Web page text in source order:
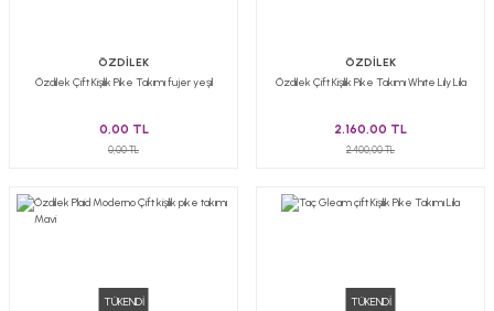
ÖZDİLEK
Özdilek Çift Kişilik Pike Takımı fujer yeşil
0,00 TL
0,00 TL
ÖZDİLEK
Özdilek Çift Kişilik Pike Takımı Whıte Lıly Lila
2.160,00 TL
2.400,00 TL
TÜKENDİ TÜKENDİ